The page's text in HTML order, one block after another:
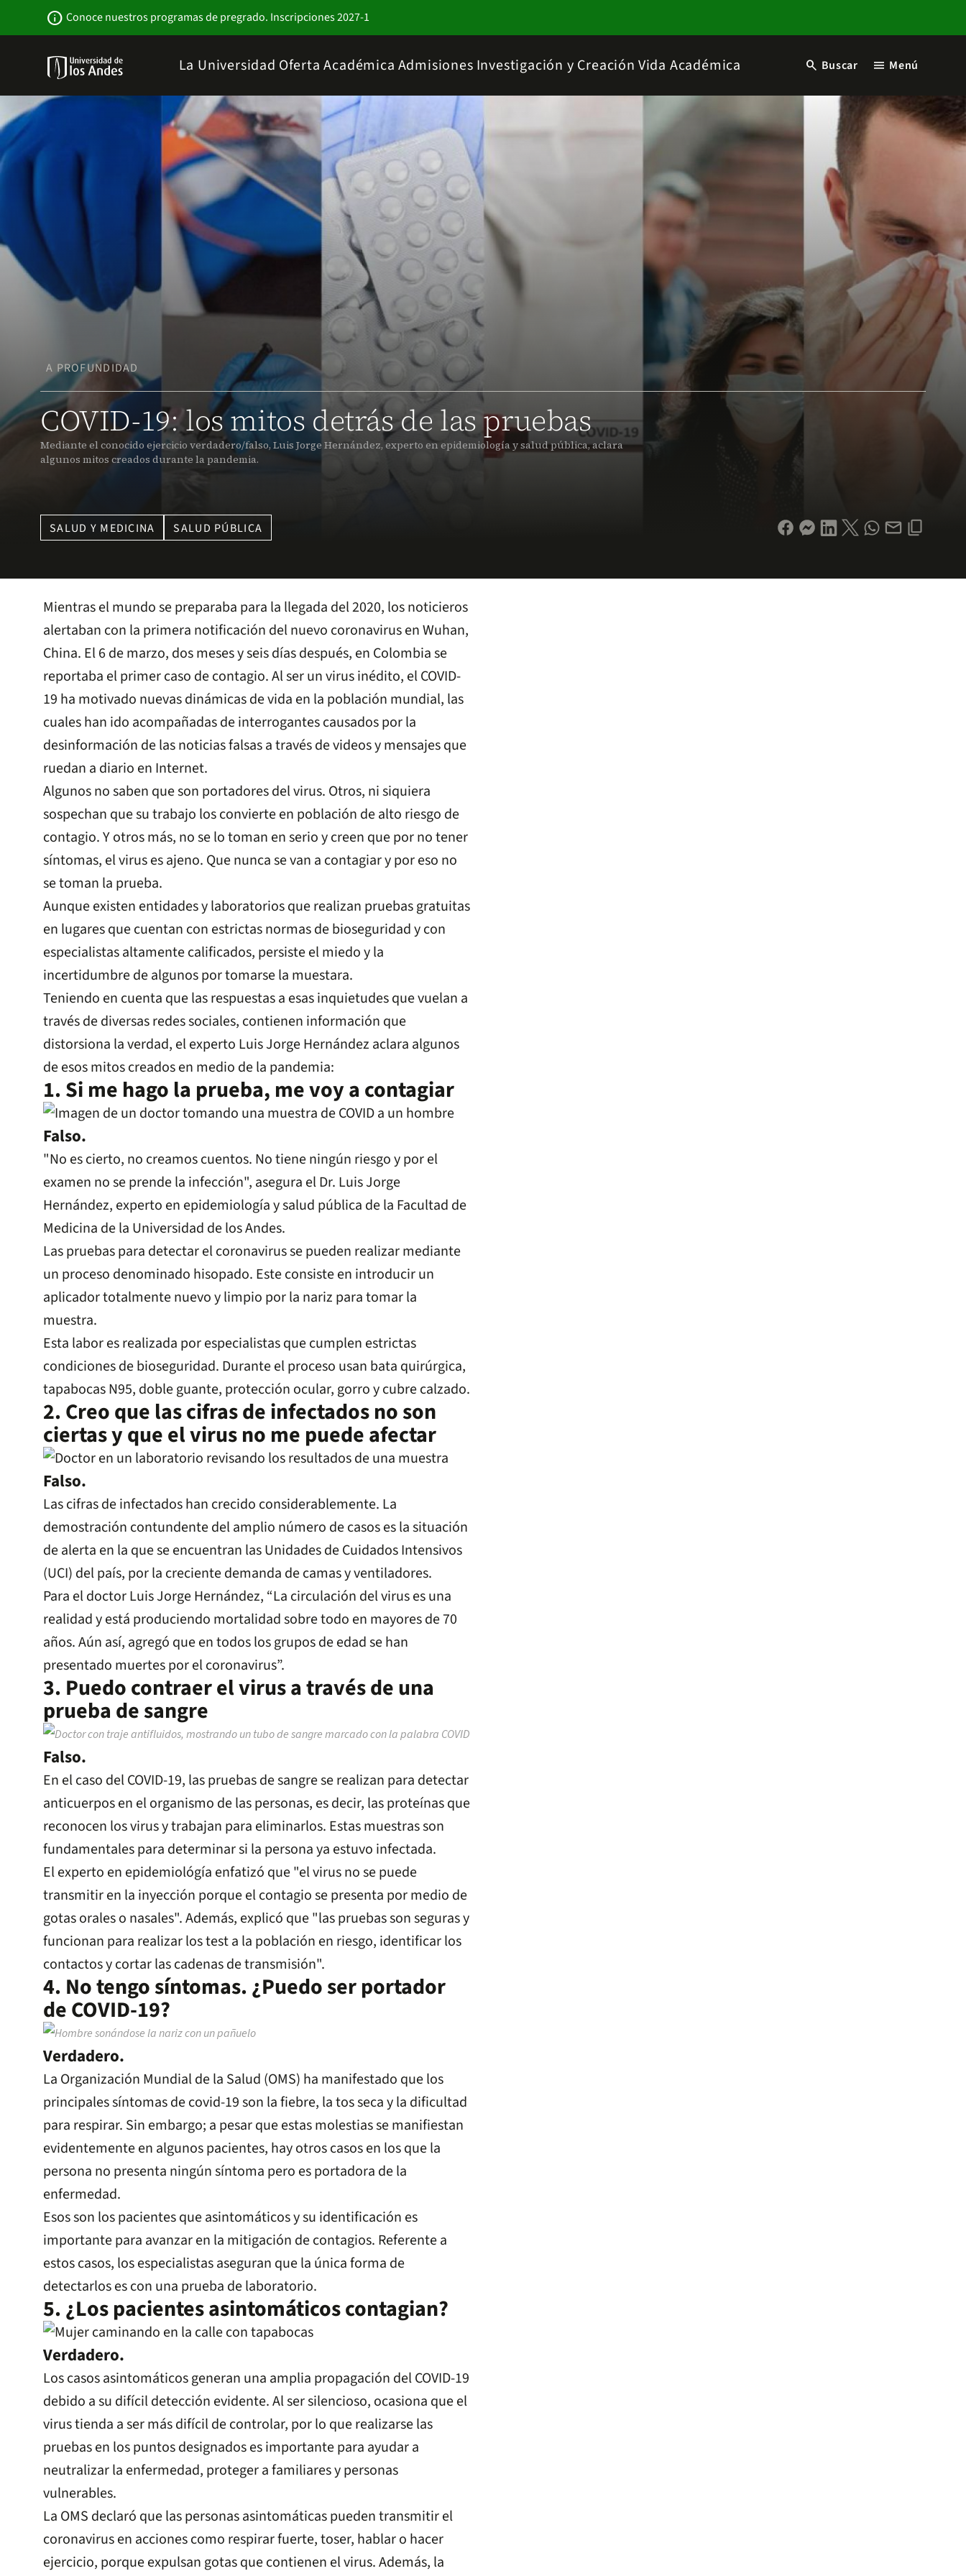
info Conoce nuestros programas de pregrado. Inscripciones 2027-1
Institucional
La Universidad Oferta Académica Admisiones Investigación y Creación Vida Académica search Buscar menu Menú
A PROFUNDIDAD
COVID-19: los mitos detrás de las pruebas
Mediante el conocido ejercicio verdadero/falso, Luis Jorge Hernández, experto en epidemiología y salud pública, aclara
algunos mitos creados durante la pandemia.
SALUD Y MEDICINA SALUD PÚBLICA
Mientras el mundo se preparaba para la llegada del 2020, los noticieros
alertaban con la primera notificación del nuevo coronavirus en Wuhan,
China. El 6 de marzo, dos meses y seis días después, en Colombia se
reportaba el primer caso de contagio. Al ser un virus inédito, el COVID-
19 ha motivado nuevas dinámicas de vida en la población mundial, las
cuales han ido acompañadas de interrogantes causados por la
desinformación de las noticias falsas a través de videos y mensajes que
ruedan a diario en Internet.
Algunos no saben que son portadores del virus. Otros, ni siquiera
sospechan que su trabajo los convierte en población de alto riesgo de
contagio. Y otros más, no se lo toman en serio y creen que por no tener
síntomas, el virus es ajeno. Que nunca se van a contagiar y por eso no
se toman la prueba.
Aunque existen entidades y laboratorios que realizan pruebas gratuitas
en lugares que cuentan con estrictas normas de bioseguridad y con
especialistas altamente calificados, persiste el miedo y la
incertidumbre de algunos por tomarse la muestara.
Teniendo en cuenta que las respuestas a esas inquietudes que vuelan a
través de diversas redes sociales, contienen información que
distorsiona la verdad, el experto Luis Jorge Hernández aclara algunos
de esos mitos creados en medio de la pandemia:
1. Si me hago la prueba, me voy a contagiar
Falso.
"No es cierto, no creamos cuentos. No tiene ningún riesgo y por el
examen no se prende la infección", asegura el Dr. Luis Jorge
Hernández, experto en epidemiología y salud pública de la Facultad de
Medicina de la Universidad de los Andes.
Las pruebas para detectar el coronavirus se pueden realizar mediante
un proceso denominado hisopado. Este consiste en introducir un
aplicador totalmente nuevo y limpio por la nariz para tomar la
muestra.
Esta labor es realizada por especialistas que cumplen estrictas
condiciones de bioseguridad. Durante el proceso usan bata quirúrgica,
tapabocas N95, doble guante, protección ocular, gorro y cubre calzado.
2. Creo que las cifras de infectados no son
ciertas y que el virus no me puede afectar
Falso.
Las cifras de infectados han crecido considerablemente. La
demostración contundente del amplio número de casos es la situación
de alerta en la que se encuentran las Unidades de Cuidados Intensivos
(UCI) del país, por la creciente demanda de camas y ventiladores.
Para el doctor Luis Jorge Hernández, “La circulación del virus es una
realidad y está produciendo mortalidad sobre todo en mayores de 70
años. Aún así, agregó que en todos los grupos de edad se han
presentado muertes por el coronavirus”.
3. Puedo contraer el virus a través de una
prueba de sangre
Falso.
En el caso del COVID-19, las pruebas de sangre se realizan para detectar
anticuerpos en el organismo de las personas, es decir, las proteínas que
reconocen los virus y trabajan para eliminarlos. Estas muestras son
fundamentales para determinar si la persona ya estuvo infectada.
El experto en epidemiológía enfatizó que "el virus no se puede
transmitir en la inyección porque el contagio se presenta por medio de
gotas orales o nasales". Además, explicó que "las pruebas son seguras y
funcionan para realizar los test a la población en riesgo, identificar los
contactos y cortar las cadenas de transmisión".
4. No tengo síntomas. ¿Puedo ser portador
de COVID-19?
Verdadero.
La Organización Mundial de la Salud (OMS) ha manifestado que los
principales síntomas de covid-19 son la fiebre, la tos seca y la dificultad
para respirar. Sin embargo; a pesar que estas molestias se manifiestan
evidentemente en algunos pacientes, hay otros casos en los que la
persona no presenta ningún síntoma pero es portadora de la
enfermedad.
Esos son los pacientes que asintomáticos y su identificación es
importante para avanzar en la mitigación de contagios. Referente a
estos casos, los especialistas aseguran que la única forma de
detectarlos es con una prueba de laboratorio.
5. ¿Los pacientes asintomáticos contagian?
Verdadero.
Los casos asintomáticos generan una amplia propagación del COVID-19
debido a su difícil detección evidente. Al ser silencioso, ocasiona que el
virus tienda a ser más difícil de controlar, por lo que realizarse las
pruebas en los puntos designados es importante para ayudar a
neutralizar la enfermedad, proteger a familiares y personas
vulnerables.
La OMS declaró que las personas asintomáticas pueden transmitir el
coronavirus en acciones como respirar fuerte, toser, hablar o hacer
ejercicio, porque expulsan gotas que contienen el virus. Además, la